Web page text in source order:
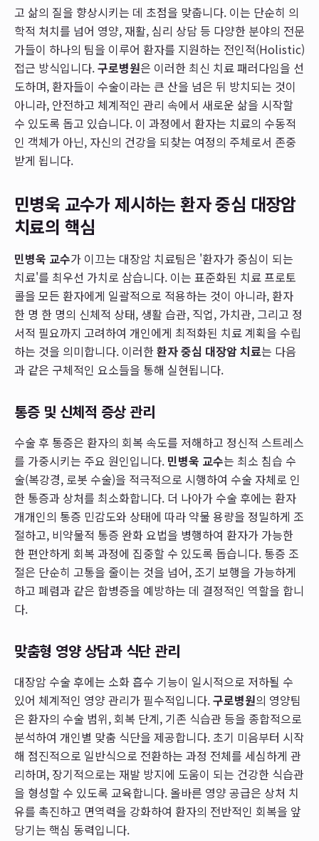
고 삶의 질을 향상시키는 데 초점을 맞춥니다. 이는 단순히 의
학적 처치를 넘어 영양, 재활, 심리 상담 등 다양한 분야의 전문
가들이 하나의 팀을 이루어 환자를 지원하는 전인적(Holistic)
접근 방식입니다.구로병원은 이러한 최신 치료 패러다임을 선
도하며, 환자들이 수술이라는 큰 산을 넘은 뒤 방치되는 것이
아니라, 안전하고 체계적인 관리 속에서 새로운 삶을 시작할
수 있도록 돕고 있습니다. 이 과정에서 환자는 치료의 수동적
인 객체가 아닌, 자신의 건강을 되찾는 여정의 주체로서 존중
받게 됩니다.
민병욱 교수가 제시하는 환자 중심 대장암
치료의 핵심
민병욱 교수가 이끄는 대장암 치료팀은 '환자가 중심이 되는
치료'를 최우선 가치로 삼습니다. 이는 표준화된 치료 프로토
콜을 모든 환자에게 일괄적으로 적용하는 것이 아니라, 환자
한 명 한 명의 신체적 상태, 생활 습관, 직업, 가치관, 그리고 정
서적 필요까지 고려하여 개인에게 최적화된 치료 계획을 수립
하는 것을 의미합니다. 이러한환자 중심 대장암 치료는 다음
과 같은 구체적인 요소들을 통해 실현됩니다.
통증 및 신체적 증상 관리
수술 후 통증은 환자의 회복 속도를 저해하고 정신적 스트레스
를 가중시키는 주요 원인입니다. 민병욱 교수는 최소 침습 수
술(복강경, 로봇 수술)을 적극적으로 시행하여 수술 자체로 인
한 통증과 상처를 최소화합니다. 더 나아가 수술 후에는 환자
개개인의 통증 민감도와 상태에 따라 약물 용량을 정밀하게 조
절하고, 비약물적 통증 완화 요법을 병행하여 환자가 가능한
한 편안하게 회복 과정에 집중할 수 있도록 돕습니다. 통증 조
절은 단순히 고통을 줄이는 것을 넘어, 조기 보행을 가능하게
하고 폐렴과 같은 합병증을 예방하는 데 결정적인 역할을 합니
다.
맞춤형 영양 상담과 식단 관리
대장암 수술 후에는 소화 흡수 기능이 일시적으로 저하될 수
있어 체계적인 영양 관리가 필수적입니다.구로병원의 영양팀
은 환자의 수술 범위, 회복 단계, 기존 식습관 등을 종합적으로
분석하여 개인별 맞춤 식단을 제공합니다. 초기 미음부터 시작
해 점진적으로 일반식으로 전환하는 과정 전체를 세심하게 관
리하며, 장기적으로는 재발 방지에 도움이 되는 건강한 식습관
을 형성할 수 있도록 교육합니다. 올바른 영양 공급은 상처 치
유를 촉진하고 면역력을 강화하여 환자의 전반적인 회복을 앞
당기는 핵심 동력입니다.